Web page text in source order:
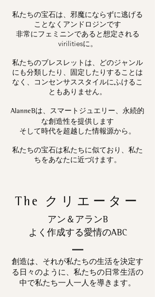
私たちの宝石は、邪魔にならずに逃げる
ことなくアンドロジンです
非常にフェミニンであると想定される
virilitiesに。
私たちのブレスレットは、どのジャンル
にも分類したり、固定したりすることは
なく、コンセンサススタイルにふけるこ
ともありません。
AlanneBは、スマートジュエリー、永続的
な創造性を提供します
そして時代を超越した情報源から。
私たちの宝石は私たちに似ており、私た
ちをあなたに近づけます。
The クリエーター
アン＆アランB
よく作成する愛情のABC
創造は、それが私たちの生活を決定す
る日々のように、私たちの日常生活の
中で私たち一人一人を導きます。